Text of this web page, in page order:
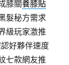
膝關養膝貼
髮秘方需求
級玩家激推
好夥伴速度
七款網友推